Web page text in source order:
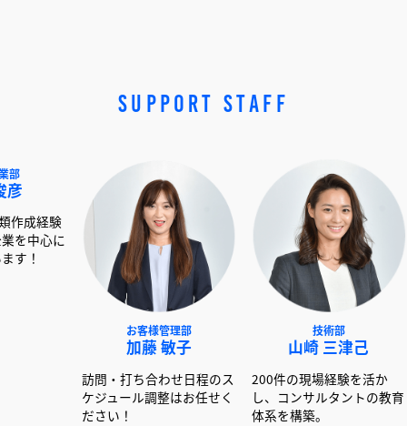
SUPPORT STAFF
山崎
200件の現場
し、コンサル
訪問・打ち合わせ日程のス
ケジュール調整はお任せく
社以上の書類作成経験
かし大手企業を中心に
ートしています！